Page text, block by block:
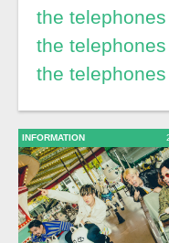
the
the
the
INFORMATION